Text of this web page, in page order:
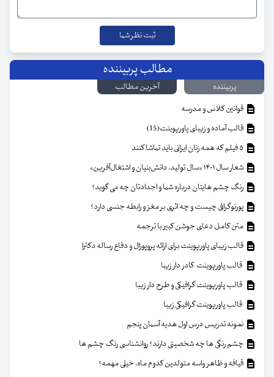
مطالب پربیننده
پربیننده
آخرین مطالب
قوانین کلاس و مدرسه
قالب آماده و زیبای پاورپوینت(15)
شعار سال ۱۴۰۱ «سال تولید، دانش‌بنیان و اشتغال‌آفرین»
رنگ چشم هایتان درباره شما و اجدادتان چه می گوید؟
پورنوگرافی چیست و چه اثری بر مغز و رابطه جنسی دارد؟
متن کامل دعای جوشن کبیر با ترجمه
قالب زیبای پاورپوینت برای ارائه پروپوزال و دفاع رساله دکترا
قالب پاورپوینت کادر دار زیبا
قالب پاورپوینت گرافیکی و طرح دار زیبا
قالب پاورپوینت گرافیکی زیبا
نمونه تدریس درس اول هدیه آسمان پنجم
چشم رنگی ها چه شخصیتی دارند؟ روانشناسی رنگ چشم ها
قیافه و ظاهر واسه متولدین کدوم ماه، خیلی مهمه؟